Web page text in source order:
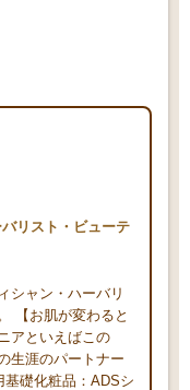
リスト・ビューテ
シャン・ハーバリ
【お肌が変わると
アといえばこの
生涯のパートナー
礎化粧品：ADSシ